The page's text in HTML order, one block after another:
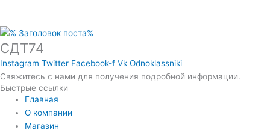
СДТ74
Instagram Twitter Facebook-f Vk Odnoklassniki
Свяжитесь с нами для получения подробной информации.
Быстрые ссылки
Главная
О компании
Магазин